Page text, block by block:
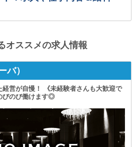
オススメの求人情報
バ）
経営が自慢！ 《未経験者さんも大歓迎で
びのび働けます◎